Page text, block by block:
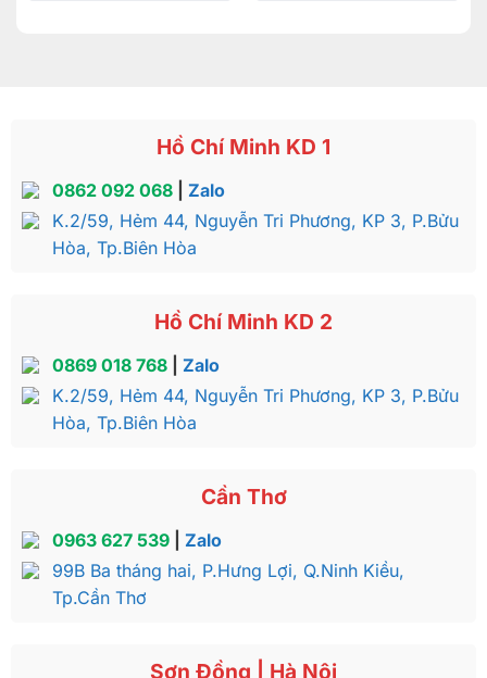
Hồ Chí Minh KD 1
0862 092 068| Zalo
K.2/59, Hẻm 44, Nguyễn Tri Phương, KP 3, P.Bửu
Hòa, Tp.Biên Hòa
Hồ Chí Minh KD 2
0869 018 768| Zalo
K.2/59, Hẻm 44, Nguyễn Tri Phương, KP 3, P.Bửu
Hòa, Tp.Biên Hòa
Cần Thơ
0963 627 539| Zalo
99B Ba tháng hai, P.Hưng Lợi, Q.Ninh Kiều,
Tp.Cần Thơ
Sơn Đồng | Hà Nội